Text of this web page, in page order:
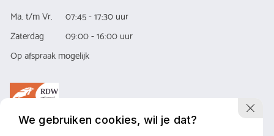
Ma. t/m Vr.
07:45 - 17:30 uur
Zaterdag
09:00 - 16:00 uur
Op afspraak mogelijk
We gebruiken cookies, wil je dat?